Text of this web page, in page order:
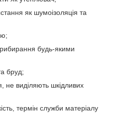
як шумоізоляція та
будь-якими
бруд;
не виділяють шкідливих
термін служби матеріалу